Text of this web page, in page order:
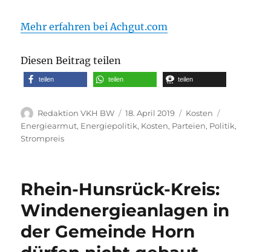
Mehr erfahren bei Achgut.com
Diesen Beitrag teilen
teilen teilen teilen
Autor
Redaktion VKH BW
Veröffentlicht
am
18. April 2019 Kategorien
Kosten
Energiearmut, Energiepolitik, Kosten, Parteien, Politik,
Strompreis
Rhein-Hunsrück-Kreis:
Windenergieanlagen in
der Gemeinde Horn